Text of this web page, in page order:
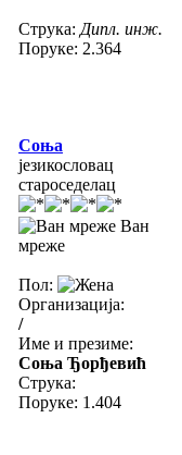
Струка: Дипл. инж.
Поруке: 2.364
Соња
језикословац
староседелац
Ван
мреже
Пол:
Организација:
/
Име и презиме:
Соња Ђорђевић
Струка:
Поруке: 1.404